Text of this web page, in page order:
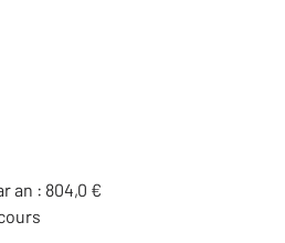
an : 804,0 €